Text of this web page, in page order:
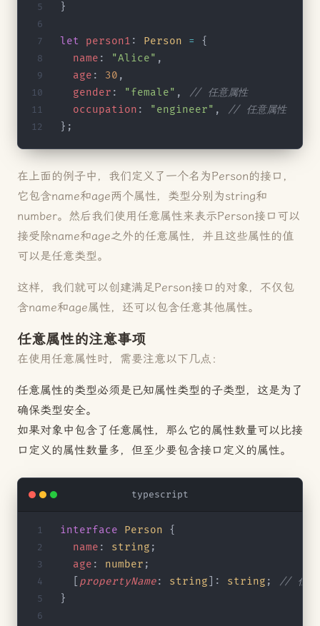
}
let person1 : Person =
{
  name
: "Alice" ,
  age
: 30 ,
  gender
: "female" ,
// 任意属性
  occupation
: "engineer" ,
// 任意属性
};
在上面的例子中，我们定义了一个名为Person的接口，
它包含name和age两个属性，类型分别为string和
number。然后我们使用任意属性来表示Person接口可以
接受除name和age之外的任意属性，并且这些属性的值
可以是任意类型。
这样，我们就可以创建满足Person接口的对象，不仅包
含name和age属性，还可以包含任意其他属性。
任意属性的注意事项
在使用任意属性时，需要注意以下几点：
任意属性的类型必须是已知属性类型的子类型，这是为了
确保类型安全。
如果对象中包含了任意属性，那么它的属性数量可以比接
口定义的属性数量多，但至少要包含接口定义的属性。
typescript
interface Person {
  name
: string ;
  age
: number ;
propertyName: string ]: string ;
// 任意
}